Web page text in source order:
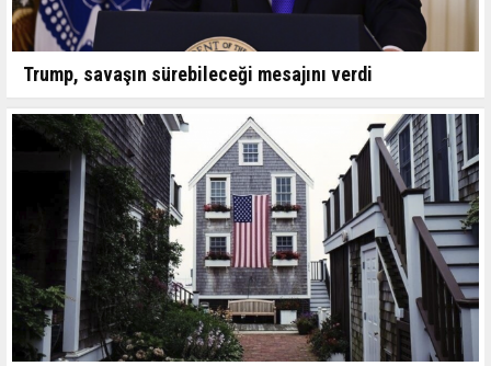
Trump, savaşın sürebileceği mesajını verdi